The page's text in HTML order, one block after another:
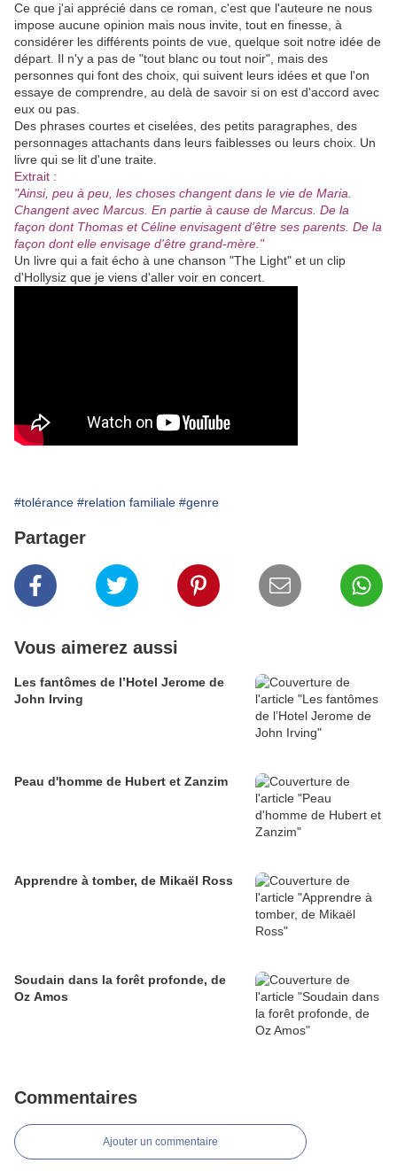
Ce que j'ai apprécié dans ce roman, c'est que l'auteure ne nous
impose aucune opinion mais nous invite, tout en finesse, à
considérer les différents points de vue, quelque soit notre idée de
départ. Il n'y a pas de "tout blanc ou tout noir", mais des
personnes qui font des choix, qui suivent leurs idées et que l'on
essaye de comprendre, au delà de savoir si on est d'accord avec
eux ou pas.
Des phrases courtes et ciselées, des petits paragraphes, des
personnages attachants dans leurs faiblesses ou leurs choix. Un
livre qui se lit d'une traite.
Extrait :
"Ainsi, peu à peu, les choses changent dans le vie de Maria.
Changent avec Marcus. En partie à cause de Marcus. De la
façon dont Thomas et Céline envisagent d'être ses parents. De la
façon dont elle envisage d'être grand-mère."
Un livre qui a fait écho à une chanson "The Light" et un clip
d'Hollysiz que je viens d'aller voir en concert.
#tolérance #relation familiale #genre
Partager
Vous aimerez aussi
Les fantômes de l’Hotel Jerome de
John Irving
Peau d'homme de Hubert et Zanzim
Apprendre à tomber, de Mikaël Ross
Soudain dans la forêt profonde, de
Oz Amos
Commentaires
Ajouter un commentaire